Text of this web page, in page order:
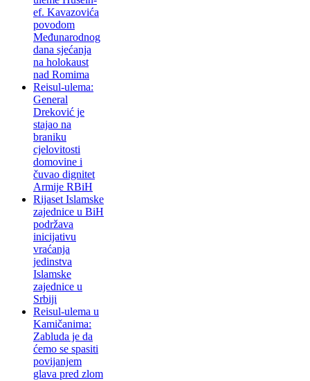
ef. Kavazovića
povodom
Međunarodnog
dana sjećanja
na holokaust
nad Romima
Reisul-ulema:
General
Dreković je
stajao na
braniku
cjelovitosti
domovine i
čuvao dignitet
Armije RBiH
Rijaset Islamske
zajednice u BiH
podržava
inicijativu
vraćanja
jedinstva
Islamske
zajednice u
Srbiji
Reisul-ulema u
Kamičanima:
Zabluda je da
ćemo se spasiti
povijanjem
glava pred zlom